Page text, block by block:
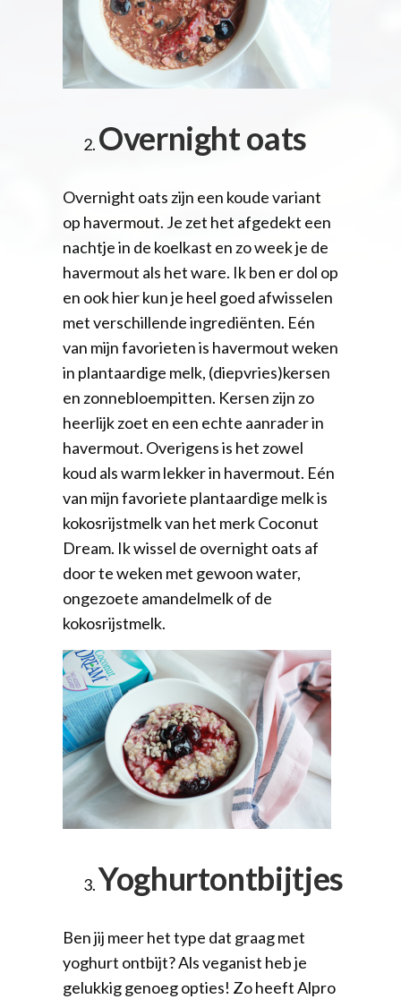
Overnight oats
Overnight oats zijn een koude variant
op havermout. Je zet het afgedekt een
nachtje in de koelkast en zo week je de
havermout als het ware. Ik ben er dol op
en ook hier kun je heel goed afwisselen
met verschillende ingrediënten. Eén
van mijn favorieten is havermout weken
in plantaardige melk, (diepvries)kersen
en zonnebloempitten. Kersen zijn zo
heerlijk zoet en een echte aanrader in
havermout. Overigens is het zowel
koud als warm lekker in havermout. Eén
van mijn favoriete plantaardige melk is
kokosrijstmelk van het merk Coconut
Dream. Ik wissel de overnight oats af
door te weken met gewoon water,
ongezoete amandelmelk of de
kokosrijstmelk.
Yoghurtontbijtjes
Ben jij meer het type dat graag met
yoghurt ontbijt? Als veganist heb je
gelukkig genoeg opties! Zo heeft Alpro